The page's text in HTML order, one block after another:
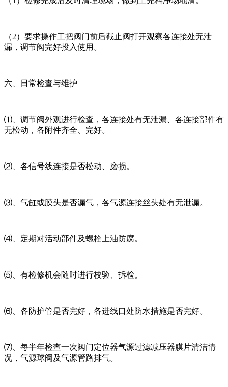
（2）要求操作工把阀门前后截止阀打开观察各连接处无泄
漏，调节阀完好投入使用。
六、日常检查与维护
⑴、调节阀外观进行检查，各连接处有无泄漏、各连接部件有
无松动，各附件齐全、完好。
⑵、各信号线连接是否松动、磨损。
⑶、气缸或膜头是否漏气，各气源连接丝头处有无泄漏。
⑷、定期对活动部件及螺栓上油防腐。
⑸、有检修机会随时进行校验、拆检。
⑹、各防护管是否完好，各进线口处防水措施是否完好。
⑺、每半年检查一次阀门定位器气源过滤减压器膜片清洁情
况，气源球阀及气源管路排气。